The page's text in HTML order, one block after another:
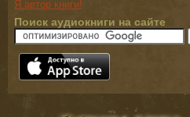
Я автор книги!
Поиск аудиокниги на сайте